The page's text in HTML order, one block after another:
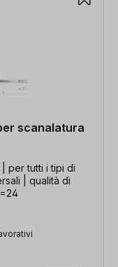
scanalatura
per tutti i tipi di
| qualità di